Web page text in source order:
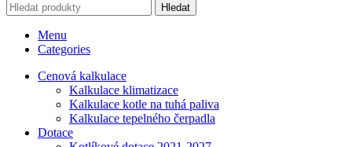
Hledat
Menu
Categories
Cenová kalkulace
Kalkulace klimatizace
Kalkulace kotle na tuhá paliva
Kalkulace tepelného čerpadla
Dotace